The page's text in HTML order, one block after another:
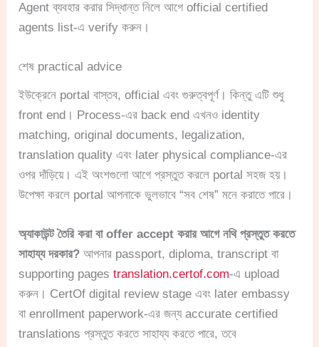
Agent ব্যবহার করার সিদ্ধান্ত নিলে আগে official certified
agents list-এ verify করুন।
শেষ practical advice
ইউক্রেনে portal বাস্তব, official এবং গুরুত্বপূর্ণ। কিন্তু এটি শুধু
front end। Process-এর back end এখনও identity
matching, original documents, legalization,
translation quality এবং later physical compliance-এর
ওপর দাঁড়িয়ে। এই অংশগুলো আগে প্রস্তুত করলে portal সহজ হয়।
উপেক্ষা করলে portal আপনাকে ভুলভাবে “সব শেষ” মনে করাতে পারে।
অ্যাকাউন্ট তৈরি করা বা offer accept করার আগে নথি প্রস্তুত করতে
সাহায্য দরকার? আপনার passport, diploma, transcript বা
supporting pagestranslation.certof.com-এ upload
করুন। CertOf digital review stage এবং later embassy
বা enrollment paperwork-এর জন্য accurate certified
translations প্রস্তুত করতে সাহায্য করতে পারে, তবে